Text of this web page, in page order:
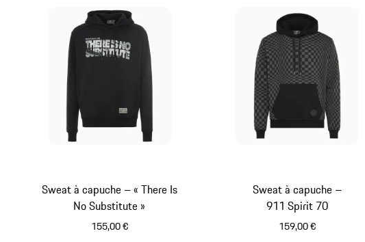
Sweat à capuche – « There Is
No Substitute »
155,00 €
Sweat à capuche –
911 Spirit 70
159,00 €